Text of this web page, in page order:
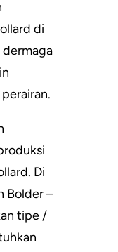
di
Di
Bolder –
tipe /